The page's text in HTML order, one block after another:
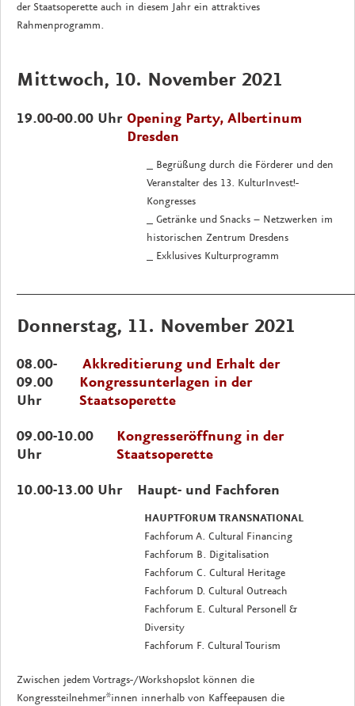
der Staatsoperette auch in diesem Jahr ein attraktives
Rahmenprogramm.
Mittwoch, 10. November 2021
19.00-00.00 Uhr Opening Party, Albertinum
Dresden
_ Begrüßung durch die Förderer und den
Veranstalter des 13. KulturInvest!-
Kongresses
_ Getränke und Snacks – Netzwerken im
historischen Zentrum Dresdens
_ Exklusives Kulturprogramm
Donnerstag, 11. November 2021
08.00-
09.00
Uhr
Akkreditierung und Erhalt der
Kongressunterlagen in der
Staatsoperette
09.00-10.00
Uhr
Kongresseröffnung in der
Staatsoperette
10.00-13.00 Uhr Haupt- und Fachforen
HAUPTFORUM TRANSNATIONAL
Fachforum A. Cultural Financing
Fachforum B. Digitalisation
Fachforum C. Cultural Heritage
Fachforum D. Cultural Outreach
Fachforum E. Cultural Personell &
Diversity
Fachforum F. Cultural Tourism
Zwischen jedem Vortrags-/Workshopslot können die
Kongressteilnehmer*innen innerhalb von Kaffeepausen die